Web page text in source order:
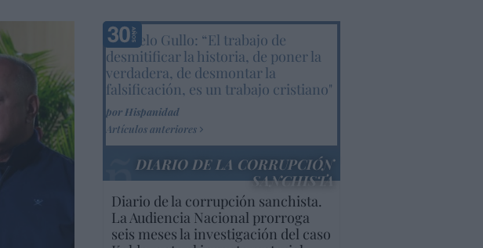
Marcelo Gullo: “El trabajo de
desmitificar la historia, de poner la
verdadera, de desmontar la
falsificación, es un trabajo cristiano"
por Hispanidad
Artículos anteriores
DIARIO DE LA CORRUPCIÓN
SANCHISTA
Diario de la corrupción sanchista.
La Audiencia Nacional prorroga
seis meses la investigación del caso